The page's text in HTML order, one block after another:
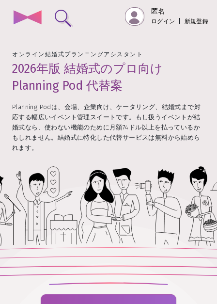
匿名
ログイン 新規登録
オンライン結婚式プランニングアシスタント
2026年版 結婚式のプロ向け
Planning Pod 代替案
Planning Podは、会場、企業向け、ケータリング、結婚式まで対
応する幅広いイベント管理スイートです。もし扱うイベントが結
婚式なら、使わない機能のために月額74ドル以上を払っているか
もしれません。結婚式に特化した代替サービスは無料から始めら
れます。